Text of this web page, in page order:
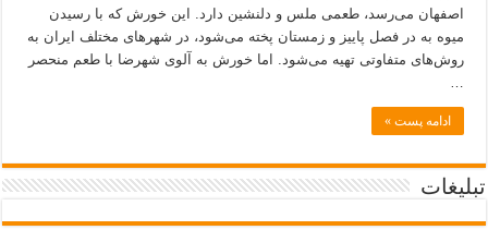
اصفهان می‌رسد، طعمی ملس و دلنشین دارد. این خورش که با رسیدن
میوه به در فصل پاییز و زمستان پخته می‌شود، در شهرهای مختلف ایران به
روش‌های متفاوتی تهیه می‌شود. اما خورش به آلوی شهرضا با طعم منحصر
ادامه پست »
تبلیغات